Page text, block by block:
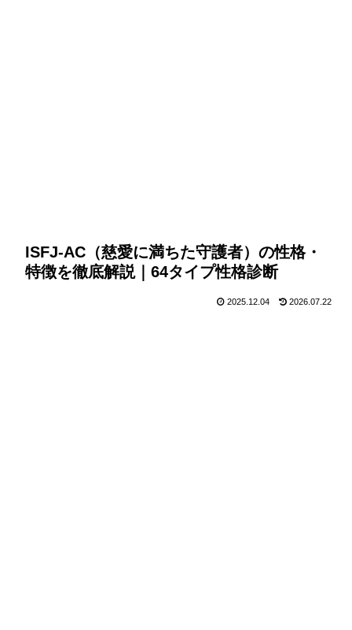
ISFJ-AC（慈愛に満ちた守護者）の性格・
特徴を徹底解説｜64タイプ性格診断
2025.12.04 2026.07.22